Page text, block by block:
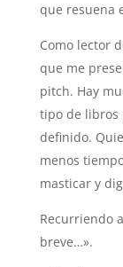
que resuena
Como lector
que me
pitch. Hay
tipo de libros
definido.
menos
masticar y
Recurriendo
breve…».